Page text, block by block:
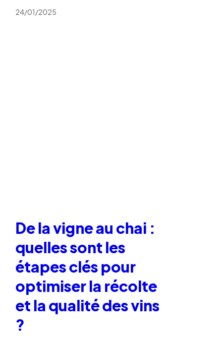
24/01/2025
De la vigne au chai :
quelles sont les
étapes clés pour
optimiser la récolte
et la qualité des vins
?